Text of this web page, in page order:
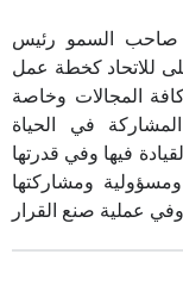
صاحب السمو رئيس
للاتحاد كخطة عمل
المجالات وخاصة
في الحياة
فيها وفي قدرتها
ومشاركتها